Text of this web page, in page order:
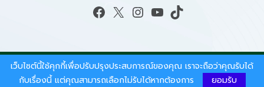
Facebook X Instagram YouTube TikTok
สงวนลิขสิทธิ์ © 2026 - สำนักงานนโยบายและแผน
ทรัพยากรธรรมชาติและสิ่งแวดล้อม.
เว็บไซต์นี้ใช้คุกกี้เพื่อปรับปรุงประสบการณ์ของคุณ เราจะถือว่าคุณรับได้
กับเรื่องนี้ แต่คุณสามารถเลือกไม่รับได้หากต้องการ
ยอมรับ